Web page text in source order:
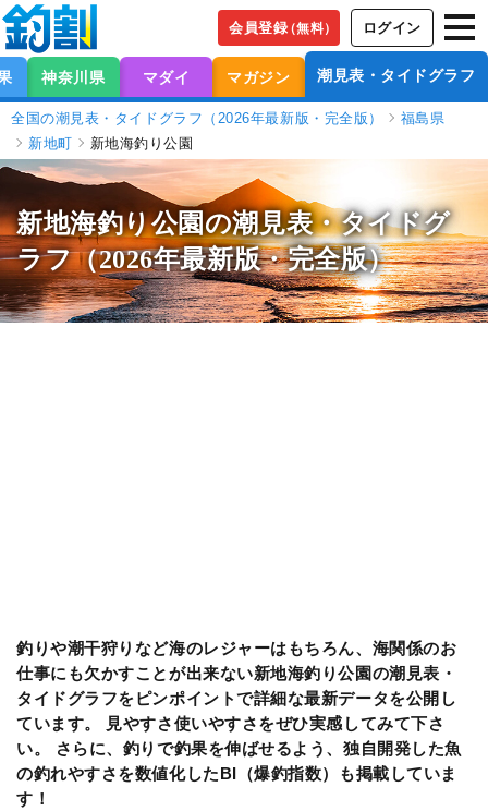
会員登録（無料） ログイン
神奈川県 マダイ マガジン 潮見表・タイドグラフ
全国の潮見表・タイドグラフ（2026年最新版・完全版）
福島県
新地町
新地海釣り公園
新地海釣り公園の潮見表・タイドグ
ラフ（2026年最新版・完全版）
釣りや潮干狩りなど海のレジャーはもちろん、海関係のお
仕事にも欠かすことが出来ない新地海釣り公園の潮見表・
タイドグラフをピンポイントで詳細な最新データを公開し
ています。 見やすさ使いやすさをぜひ実感してみて下さ
い。 さらに、釣りで釣果を伸ばせるよう、独自開発した魚
の釣れやすさを数値化したBI（爆釣指数）も掲載していま
す！